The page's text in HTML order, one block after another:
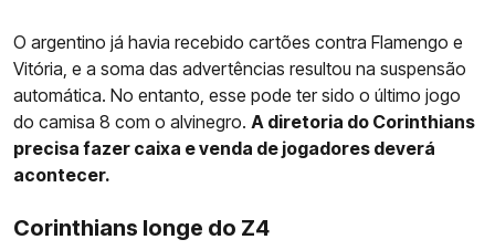
O argentino já havia recebido cartões contra Flamengo e
Vitória, e a soma das advertências resultou na suspensão
automática. No entanto, esse pode ter sido o último jogo
do camisa 8 com o alvinegro. A diretoria do Corinthians
precisa fazer caixa e venda de jogadores deverá
acontecer.
Corinthians longe do Z4